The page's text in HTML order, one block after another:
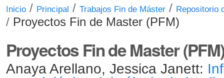
Inicio / Principal / Trabajos Fin de Máster / Repositorio
/ Proyectos Fin de Master (PFM)
Proyectos Fin de Master
Anaya Arellano, Jessica Janett: